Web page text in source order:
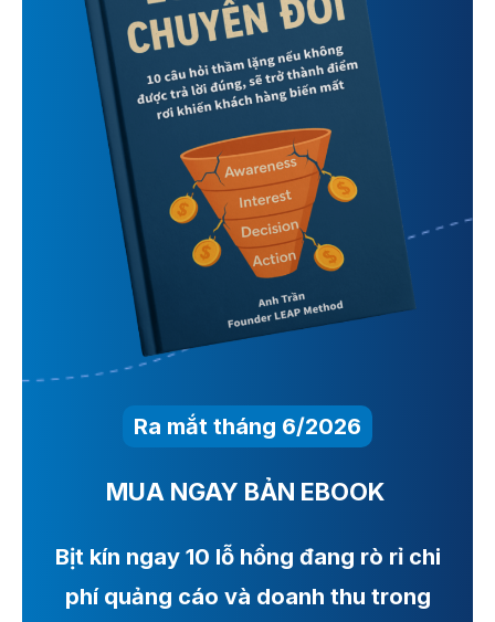
Ra mắt tháng 6/2026
MUA NGAY BẢN EBOOK
Bịt kín ngay 10 lỗ hổng đang rò rỉ chi
phí quảng cáo và doanh thu trong